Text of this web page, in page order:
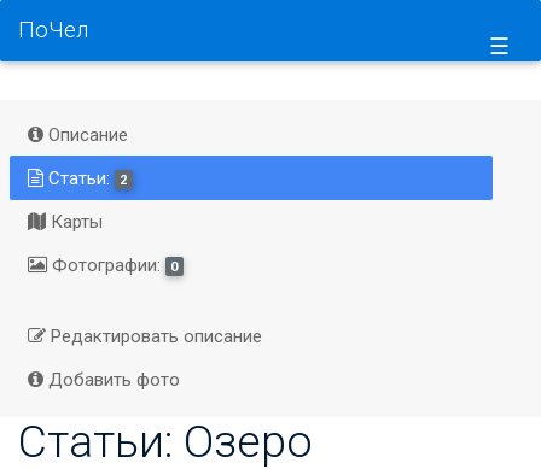
☰
ПоЧел
Описание
Статьи:
2
Карты
Фотографии:
0
Редактировать описание
Добавить фото
Статьи: Озеро